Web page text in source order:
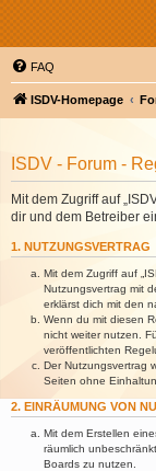
FAQ
ISDV-Homepage
ISDV - Forum -
Mit dem Zugriff auf
dir und dem Betreiber
1. NUTZUNGSVERTRAG
Mit dem Zugriff auf
Nutzungsvertrag mit
erklärst dich mit den
Wenn du mit diesen
nicht weiter nutzen.
veröffentlichten
Der Nutzungsvertrag
Seiten ohne
2. EINRÄUMUNG VON
Mit dem Erstellen
räumlich
Boards zu nutzen.